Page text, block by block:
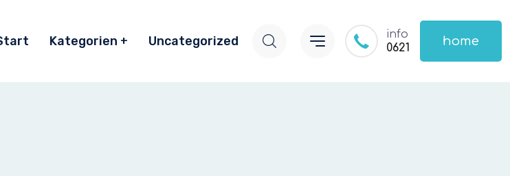
Kategorien Uncategorized
info
0621
home